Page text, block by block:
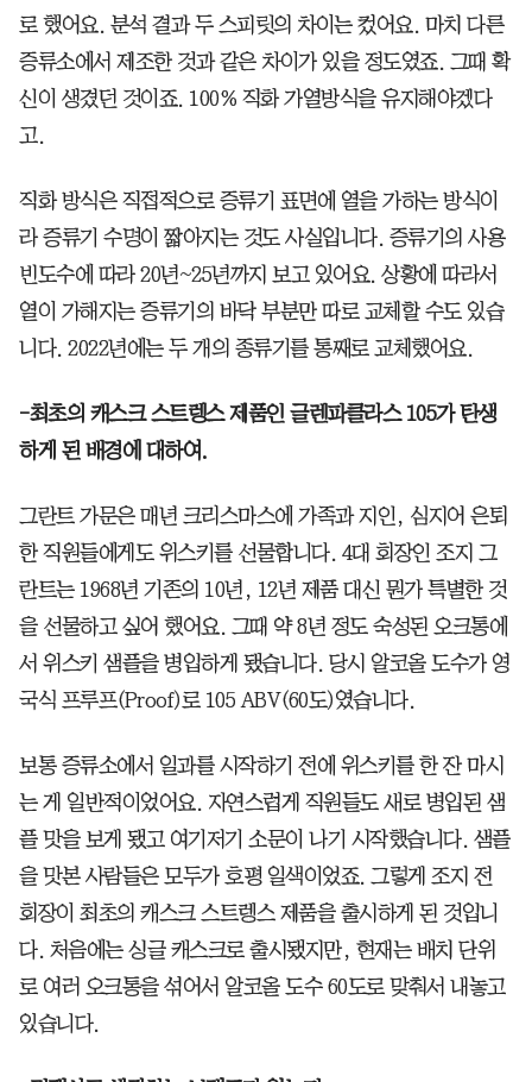
로 했어요. 분석 결과 두 스피릿의 차이는 컸어요. 마치 다른
증류소에서 제조한 것과 같은 차이가 있을 정도였죠. 그때 확
신이 생겼던 것이죠. 100% 직화 가열방식을 유지해야겠다
고.
직화 방식은 직접적으로 증류기 표면에 열을 가하는 방식이
라 증류기 수명이 짧아지는 것도 사실입니다. 증류기의 사용
빈도수에 따라 20년~25년까지 보고 있어요. 상황에 따라서
열이 가해지는 증류기의 바닥 부분만 따로 교체할 수도 있습
니다. 2022년에는 두 개의 종류기를 통째로 교체했어요.
-최초의 캐스크 스트렝스 제품인 글렌파클라스 105가 탄생
하게 된 배경에 대하여.
그란트 가문은 매년 크리스마스에 가족과 지인, 심지어 은퇴
한 직원들에게도 위스키를 선물합니다. 4대 회장인 조지 그
란트는 1968년 기존의 10년, 12년 제품 대신 뭔가 특별한 것
을 선물하고 싶어 했어요. 그때 약 8년 정도 숙성된 오크통에
서 위스키 샘플을 병입하게 됐습니다. 당시 알코올 도수가 영
국식 프루프(Proof)로 105 ABV(60도)였습니다.
보통 증류소에서 일과를 시작하기 전에 위스키를 한 잔 마시
는 게 일반적이었어요. 자연스럽게 직원들도 새로 병입된 샘
플 맛을 보게 됐고 여기저기 소문이 나기 시작했습니다. 샘플
을 맛본 사람들은 모두가 호평 일색이었죠. 그렇게 조지 전
회장이 최초의 캐스크 스트렝스 제품을 출시하게 된 것입니
다. 처음에는 싱글 캐스크로 출시됐지만, 현재는 배치 단위
로 여러 오크통을 섞어서 알코올 도수 60도로 맞춰서 내놓고
있습니다.